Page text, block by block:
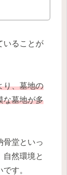
いることが
り、墓地の
な墓地が多
堂といっ
自然環境と
す。